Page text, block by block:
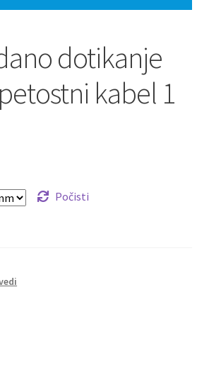
dotikanje
kabel 1
€15.40
Počisti